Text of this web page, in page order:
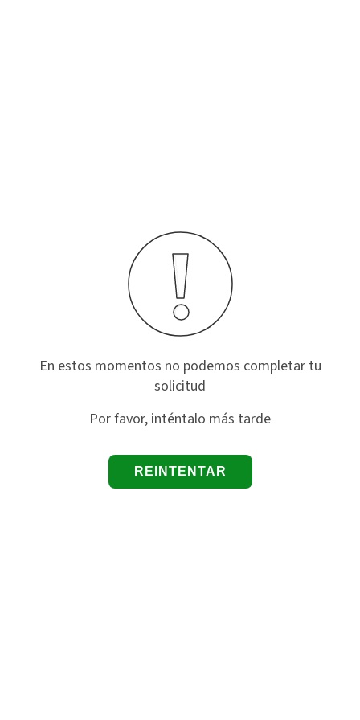
En estos momentos no podemos completar tu
solicitud
Por favor, inténtalo más tarde
REINTENTAR